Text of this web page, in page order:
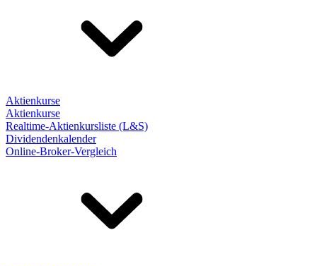
Aktienkurse
Aktienkurse
Realtime-Aktienkursliste (L&S)
Dividendenkalender
Online-Broker-Vergleich